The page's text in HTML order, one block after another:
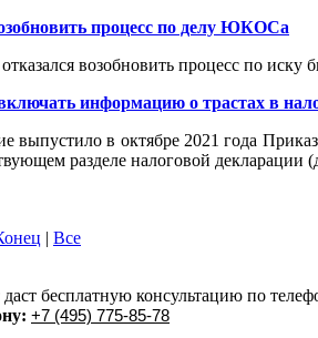
процесс по делу ЮКОСа
возобновить процесс по
информацию о трастах в
выпустило в октябре 2021 года
разделе налоговой декларации
| Все
бесплатную консультацию по
+7 (495) 775-85-78